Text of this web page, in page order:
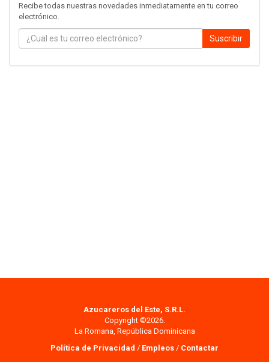
Recibe todas nuestras novedades inmediatamente en tu correo
electrónico.
Suscribir
Azucareros del Este, S.R.L.
Copyright ©2026.
La Romana, República Dominicana
Política de Privacidad / Empleos / Contactar